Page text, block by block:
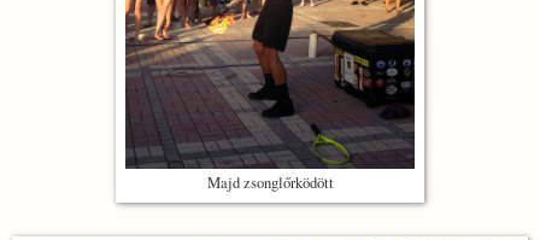
Majd zsonglőrködött